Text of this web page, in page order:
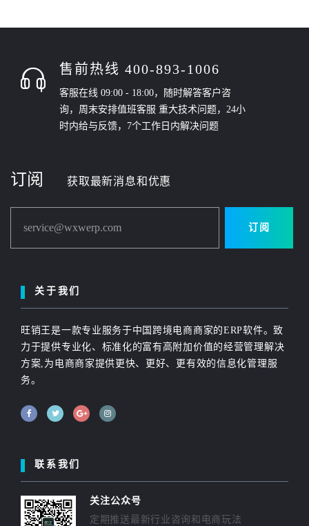
售前热线 400-893-1006
客服在线 09:00 - 18:00，随时解答客户咨
询，周末安排值班客服 重大技术问题，24小
时内给与反馈，7个工作日内解决问题
订阅 获取最新消息和优惠
service@wxwerp.com 订阅
关于我们
旺销王是一款专业服务于中国跨境电商商家的ERP软件。致
力于提供专业化、标准化的富有高附加价值的经营管理解决
方案,为电商商家提供更快、更好、更有效的信息化管理服
务。
联系我们
关注公众号
定期推送最新行业咨询和电商玩法